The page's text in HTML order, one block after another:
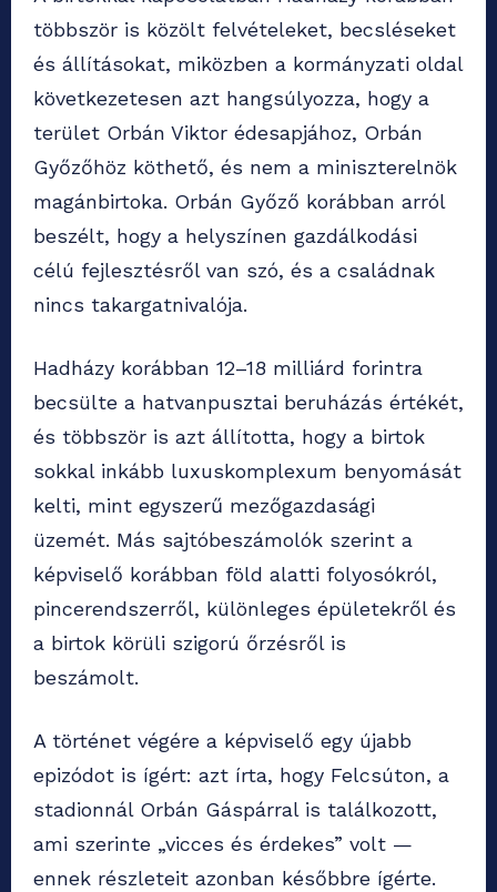
többször is közölt felvételeket, becsléseket
és állításokat, miközben a kormányzati oldal
következetesen azt hangsúlyozza, hogy a
terület Orbán Viktor édesapjához, Orbán
Győzőhöz köthető, és nem a miniszterelnök
magánbirtoka. Orbán Győző korábban arról
beszélt, hogy a helyszínen gazdálkodási
célú fejlesztésről van szó, és a családnak
nincs takargatnivalója.
Hadházy korábban 12–18 milliárd forintra
becsülte a hatvanpusztai beruházás értékét,
és többször is azt állította, hogy a birtok
sokkal inkább luxuskomplexum benyomását
kelti, mint egyszerű mezőgazdasági
üzemét. Más sajtóbeszámolók szerint a
képviselő korábban föld alatti folyosókról,
pincerendszerről, különleges épületekről és
a birtok körüli szigorú őrzésről is
beszámolt.
A történet végére a képviselő egy újabb
epizódot is ígért: azt írta, hogy Felcsúton, a
stadionnál Orbán Gáspárral is találkozott,
ami szerinte „vicces és érdekes” volt —
ennek részleteit azonban későbbre ígérte.